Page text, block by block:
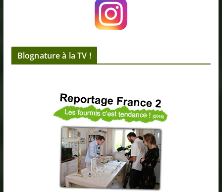
Blognature à la TV !